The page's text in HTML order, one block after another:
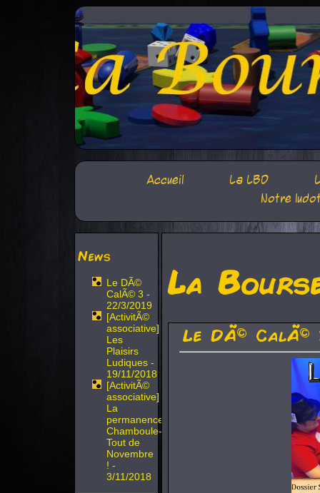
Accueil La LBD
Notre
News
Le DÃ©
CalÃ© 3 -
22/3/2019
[ActivitÃ©
associative]
Les
Plaisirs
Ludiques -
19/11/2018
[ActivitÃ©
associative]
La
permanence
Chamboule-
Tout de
Novembre
! -
3/11/2018
La
Le DÃ© CalÃ©